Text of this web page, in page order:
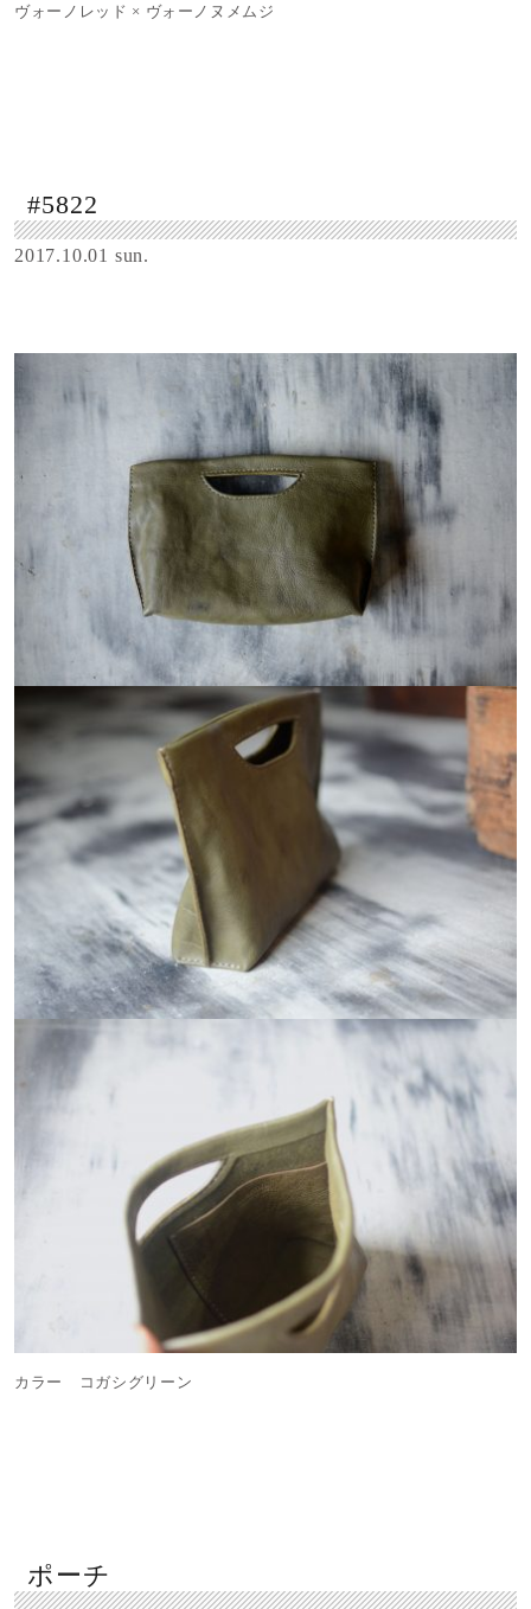
ヴォーノレッド × ヴォーノヌメムジ
#5822
2017.10.01 sun.
カラー コガシグリーン
ポーチ